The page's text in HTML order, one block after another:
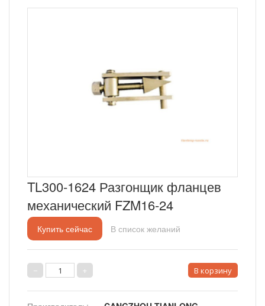
TL300-1624 Разгонщик фланцев
механический FZM16-24
Купить сейчас В список желаний